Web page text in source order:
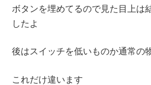
ボタンを埋めてるので見た目上は
したよ
後はスイッチを低いものか通常の
これだけ違います